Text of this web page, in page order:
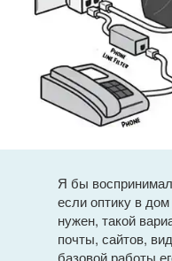
Я бы
если оптику в
нужен, такой
почты, сайтов,